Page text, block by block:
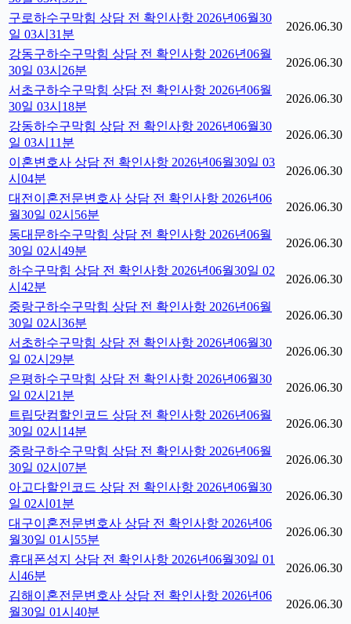
구로하수구막힘 상담 전 확인사항 2026년06월30
일 03시31분
2026.06.30
강동구하수구막힘 상담 전 확인사항 2026년06월
30일 03시26분
2026.06.30
서초구하수구막힘 상담 전 확인사항 2026년06월
30일 03시18분
2026.06.30
강동하수구막힘 상담 전 확인사항 2026년06월30
일 03시11분
2026.06.30
이혼변호사 상담 전 확인사항 2026년06월30일 03
시04분
2026.06.30
대전이혼전문변호사 상담 전 확인사항 2026년06
월30일 02시56분
2026.06.30
동대문하수구막힘 상담 전 확인사항 2026년06월
30일 02시49분
2026.06.30
하수구막힘 상담 전 확인사항 2026년06월30일 02
시42분
2026.06.30
중랑구하수구막힘 상담 전 확인사항 2026년06월
30일 02시36분
2026.06.30
서초하수구막힘 상담 전 확인사항 2026년06월30
일 02시29분
2026.06.30
은평하수구막힘 상담 전 확인사항 2026년06월30
일 02시21분
2026.06.30
트립닷컴할인코드 상담 전 확인사항 2026년06월
30일 02시14분
2026.06.30
중랑구하수구막힘 상담 전 확인사항 2026년06월
30일 02시07분
2026.06.30
아고다할인코드 상담 전 확인사항 2026년06월30
일 02시01분
2026.06.30
대구이혼전문변호사 상담 전 확인사항 2026년06
월30일 01시55분
2026.06.30
휴대폰성지 상담 전 확인사항 2026년06월30일 01
시46분
2026.06.30
김해이혼전문변호사 상담 전 확인사항 2026년06
월30일 01시40분
2026.06.30